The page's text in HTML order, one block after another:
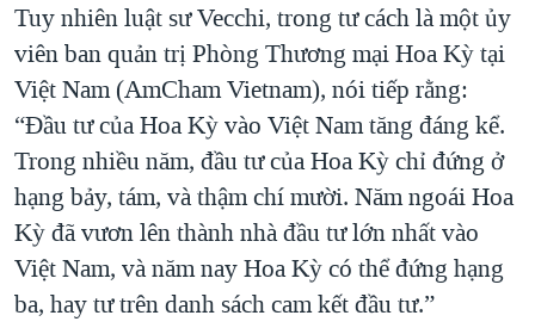
Tuy nhiên luật sư Vecchi, trong tư cách là một ủy
viên ban quản trị Phòng Thương mại Hoa Kỳ tại
Việt Nam (AmCham Vietnam), nói tiếp rằng:
“Đầu tư của Hoa Kỳ vào Việt Nam tăng đáng kể.
Trong nhiều năm, đầu tư của Hoa Kỳ chỉ đứng ở
hạng bảy, tám, và thậm chí mười. Năm ngoái Hoa
Kỳ đã vươn lên thành nhà đầu tư lớn nhất vào
Việt Nam, và năm nay Hoa Kỳ có thể đứng hạng
ba, hay tư trên danh sách cam kết đầu tư.”